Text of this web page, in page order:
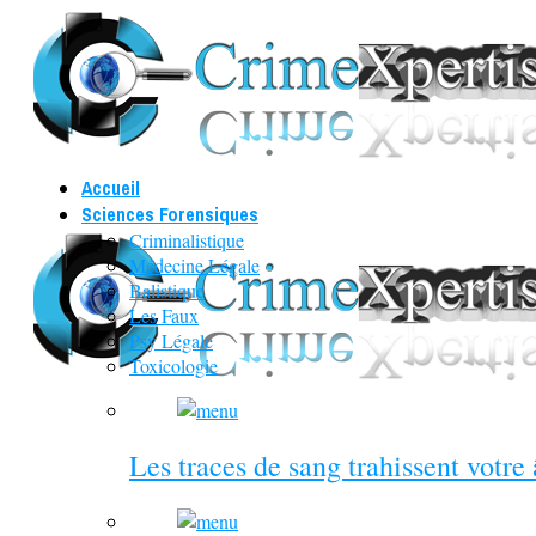
Accueil
Sciences Forensiques
Criminalistique
Médecine Légale
Balistique
Les Faux
Psy Légale
Toxicologie
Les traces de sang trahissent votre